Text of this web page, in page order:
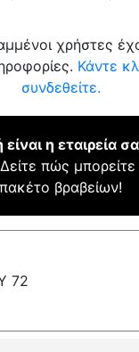
χρήστες
Κάντε
συνδεθείτε.
η εταιρεία
Δείτε πώς
πακέτο βραβείων!
72